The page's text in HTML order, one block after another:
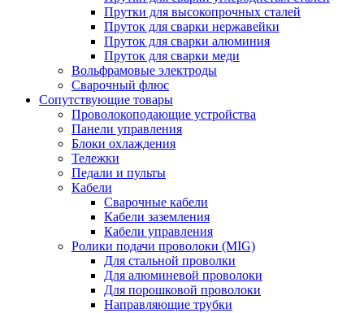
Прутки для высокопрочных сталей
Пруток для сварки нержавейки
Пруток для сварки алюминия
Пруток для сварки меди
Вольфрамовые электроды
Сварочный флюс
Сопутствующие товары
Проволокоподающие устройства
Панели управления
Блоки охлаждения
Тележки
Педали и пульты
Кабели
Сварочные кабели
Кабели заземления
Кабели управления
Ролики подачи проволоки (MIG)
Для стальной проволки
Для алюминевой проволоки
Для порошковой проволоки
Направляющие трубки